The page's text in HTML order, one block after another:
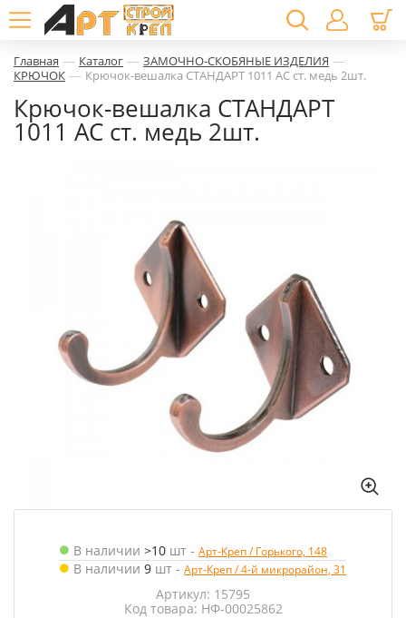
Главная — Каталог — ЗАМОЧНО-СКОБЯНЫЕ ИЗДЕЛИЯ —
КРЮЧОК — Крючок-вешалка СТАНДАРТ 1011 AС ст. медь 2шт.
Крючок-вешалка СТАНДАРТ
1011 AС ст. медь 2шт.
В наличии >10 шт - Арт-Креп / Горького, 148
В наличии 9 шт - Арт-Креп / 4-й микрорайон, 31
Артикул: 15795
Код товара: НФ-00025862